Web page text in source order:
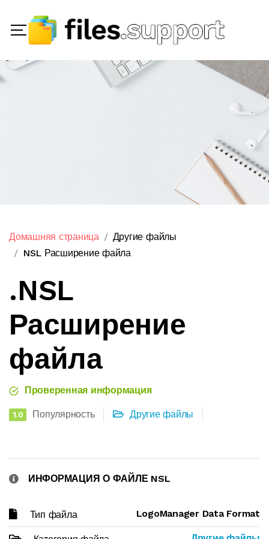
Домашняя страница
Другие файлы
NSL Расширение файла
.NSL
Расширение
файла
Проверенная информация
1.0 Популярность Другие файлы
ИНФОРМАЦИЯ О ФАЙЛЕ NSL
Тип файла LogoManager Data Format